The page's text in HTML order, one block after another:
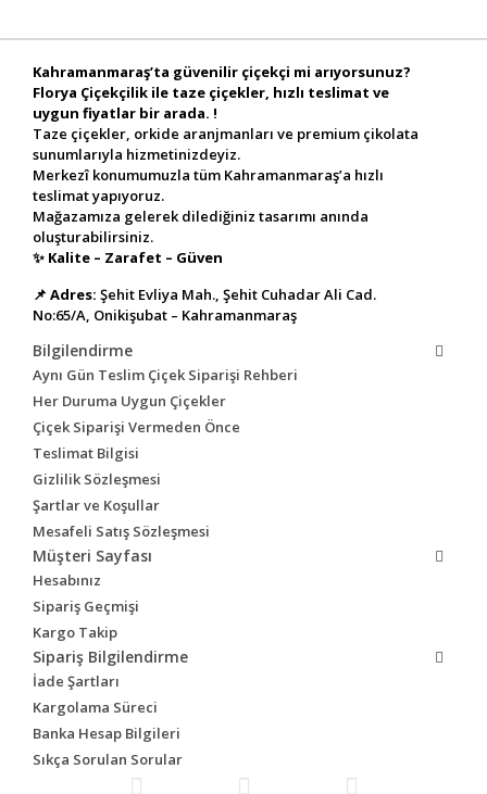
Kahramanmaraş’ta güvenilir çiçekçi mi arıyorsunuz?
Florya Çiçekçilik ile taze çiçekler, hızlı teslimat ve
uygun fiyatlar bir arada. !
Taze çiçekler, orkide aranjmanları ve premium çikolata
sunumlarıyla hizmetinizdeyiz.
Merkezî konumumuzla tüm Kahramanmaraş’a hızlı
teslimat yapıyoruz.
Mağazamıza gelerek dilediğiniz tasarımı anında
oluşturabilirsiniz.
✨ Kalite – Zarafet – Güven
📌 Adres: Şehit Evliya Mah., Şehit Cuhadar Ali Cad.
No:65/A, Onikişubat – Kahramanmaraş
Bilgilendirme
Aynı Gün Teslim Çiçek Siparişi Rehberi
Her Duruma Uygun Çiçekler
Çiçek Siparişi Vermeden Önce
Teslimat Bilgisi
Gizlilik Sözleşmesi
Şartlar ve Koşullar
Mesafeli Satış Sözleşmesi
Müşteri Sayfası
Hesabınız
Sipariş Geçmişi
Kargo Takip
Sipariş Bilgilendirme
İade Şartları
Kargolama Süreci
Banka Hesap Bilgileri
Sıkça Sorulan Sorular